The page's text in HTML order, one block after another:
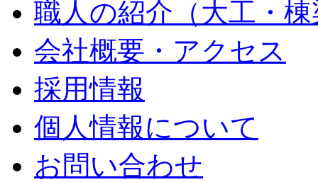
職人の紹介（大工・
会社概要・アクセス
採用情報
個人情報について
お問い合わせ